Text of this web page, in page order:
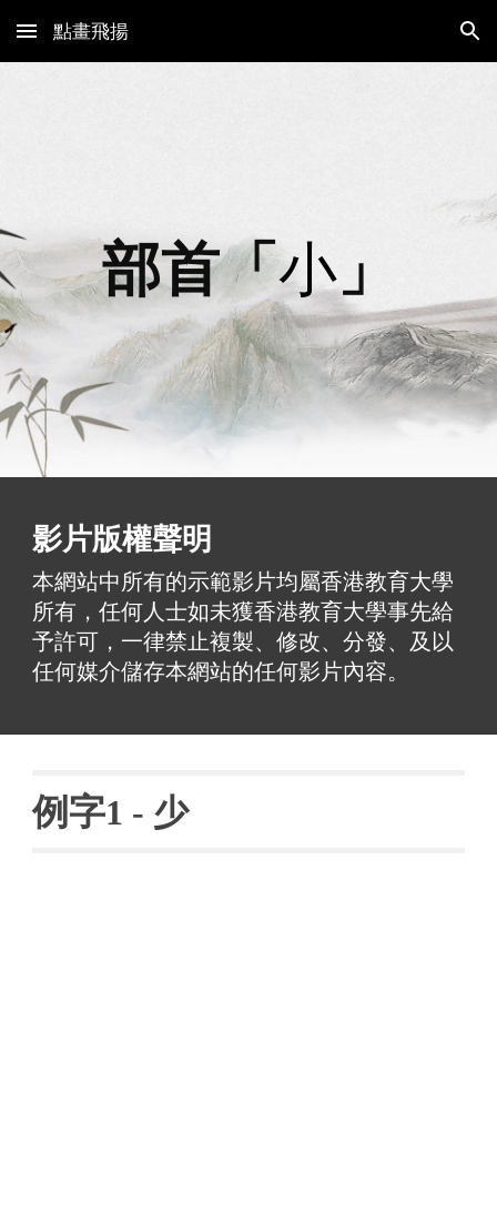
Skip to main content Skip to navigation
點畫飛揚
部首「小」
影片版權聲明
本網站中所有的示範影片均屬香港教育大學
所有，任何人士如未獲香港教育大學事先給
予許可，一律禁止複製、修改、分發、及以
任何媒介儲存本網站的任何影片內容。
例字1 - 少